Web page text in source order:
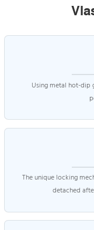
Using metal hot-dip
The unique locking
detached